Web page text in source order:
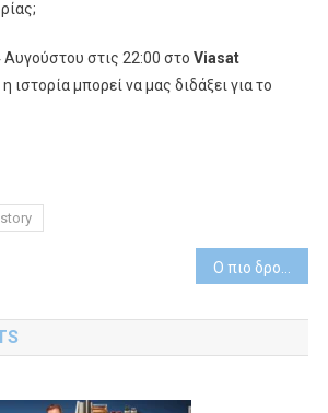
Αυγούστου στις 22:00 στο Viasat
ιστορία μπορεί να μας διδάξει για το